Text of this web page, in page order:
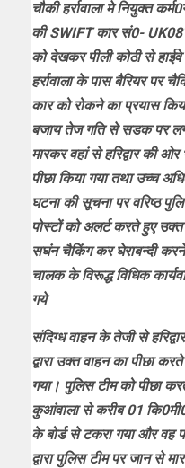
चौकी हर्रावाला मे नियुक्त
की SWIFT कार सं0-
को देखकर पीली कोठी से
हर्रावाला के पास बैरियर पर
कार को रोकने का प्रयास
बजाय तेज गति से सडक पर
मारकर वहां से हरिद्वार की ओर
पीछा किया गया तथा उच्च
घटना की सूचना पर वरिष्ठ
पोस्टों को अलर्ट करते हुए उक्त
सघंन चैकिंग कर घेराबन्दी
चालक के विरूद्ध विधिक
गये
संदिग्ध वाहन के तेजी से
द्वारा उक्त वाहन का पीछा
गया। पुलिस टीम को पीछा
कुआंवाला से करीब 01
के बोर्ड से टकरा गया और वह
द्वारा पुलिस टीम पर जान से